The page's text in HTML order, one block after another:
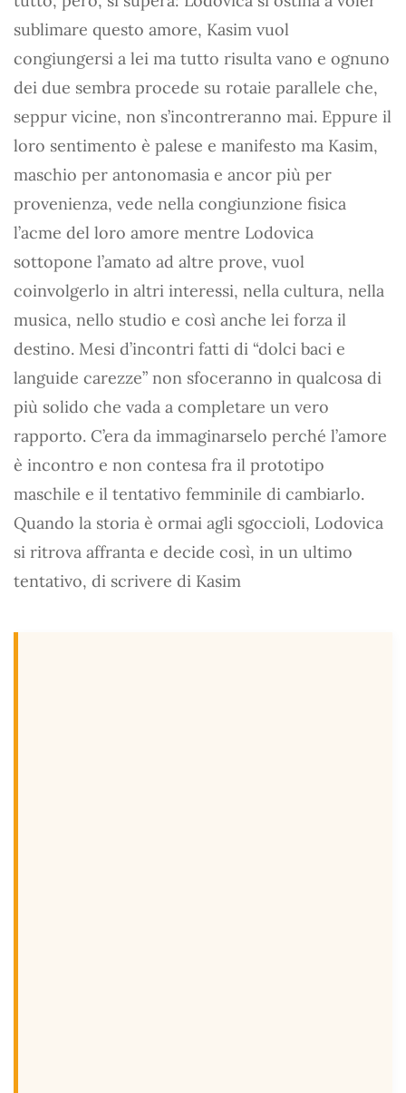
sublimare questo amore, Kasim vuol
congiungersi a lei ma tutto risulta vano e ognuno
dei due sembra procede su rotaie parallele che,
seppur vicine, non s’incontreranno mai. Eppure il
loro sentimento è palese e manifesto ma Kasim,
maschio per antonomasia e ancor più per
provenienza, vede nella congiunzione fisica
l’acme del loro amore mentre Lodovica
sottopone l’amato ad altre prove, vuol
coinvolgerlo in altri interessi, nella cultura, nella
musica, nello studio e così anche lei forza il
destino. Mesi d’incontri fatti di “dolci baci e
languide carezze” non sfoceranno in qualcosa di
più solido che vada a completare un vero
rapporto. C’era da immaginarselo perché l’amore
è incontro e non contesa fra il prototipo
maschile e il tentativo femminile di cambiarlo.
Quando la storia è ormai agli sgoccioli, Lodovica
si ritrova affranta e decide così, in un ultimo
tentativo, di scrivere di Kasim